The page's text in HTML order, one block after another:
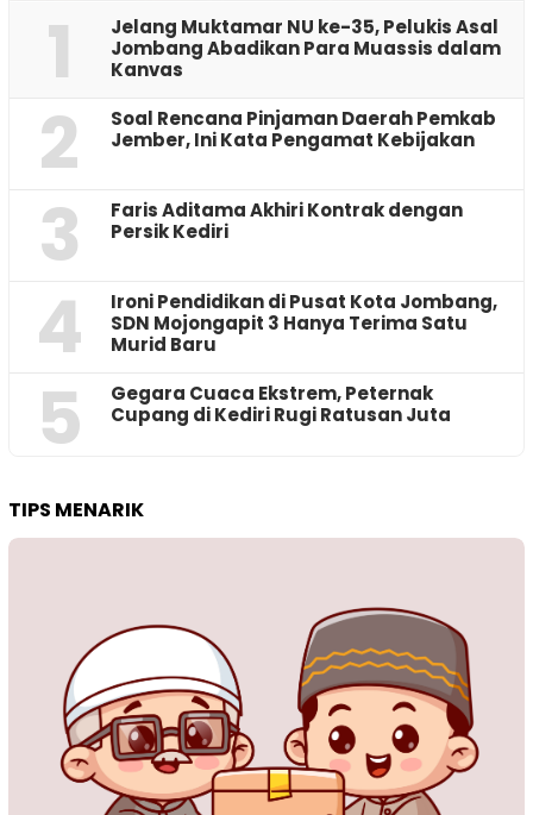
1
Jelang Muktamar NU ke-35, Pelukis Asal
Jombang Abadikan Para Muassis dalam
Kanvas
2
‎Soal Rencana Pinjaman Daerah Pemkab
Jember, Ini Kata Pengamat Kebijakan ‎
3
Faris Aditama Akhiri Kontrak dengan
Persik Kediri
4
Ironi Pendidikan di Pusat Kota Jombang,
SDN Mojongapit 3 Hanya Terima Satu
Murid Baru
5
‎Gegara Cuaca Ekstrem, Peternak
Cupang di Kediri Rugi Ratusan Juta
TIPS MENARIK